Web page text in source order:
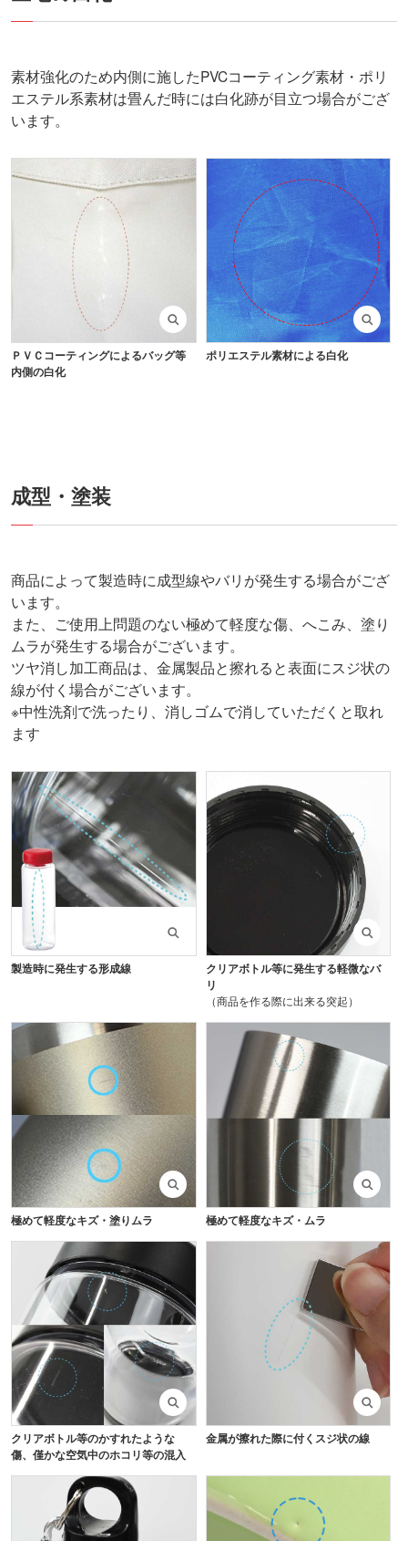
素材強化のため内側に施したPVCコーティング素材・ポリ
エステル系素材は畳んだ時には白化跡が目立つ場合がござ
います。
ＰＶＣコーティングによるバッグ等
内側の白化
ポリエステル素材による白化
成型・塗装
商品によって製造時に成型線やバリが発生する場合がござ
います。
また、ご使用上問題のない極めて軽度な傷、へこみ、塗り
ムラが発生する場合がございます。
ツヤ消し加工商品は、金属製品と擦れると表面にスジ状の
線が付く場合がございます。
※中性洗剤で洗ったり、消しゴムで消していただくと取れ
ます
製造時に発生する形成線
クリアボトル等に発生する軽微なバ
リ
（商品を作る際に出来る突起）
極めて軽度なキズ・塗りムラ 極めて軽度なキズ・ムラ
クリアボトル等のかすれたような
傷、僅かな空気中のホコリ等の混入
金属が擦れた際に付くスジ状の線